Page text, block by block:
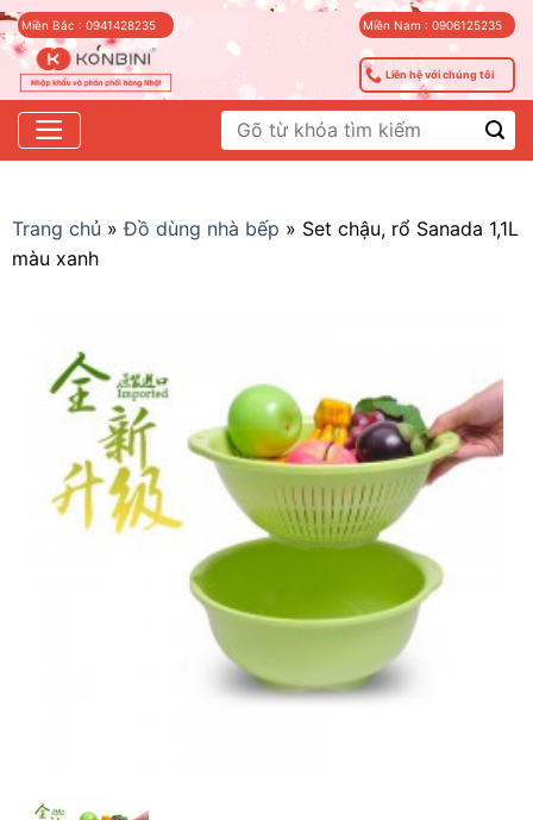
Skip
to
content
Miền Bắc : 0941428235 Miền Nam : 0906125235
Liên hệ với chúng tôi
Tìm
kiếm:
Trang chủ »Đồ dùng nhà bếp » Set chậu, rổ Sanada 1,1L
màu xanh